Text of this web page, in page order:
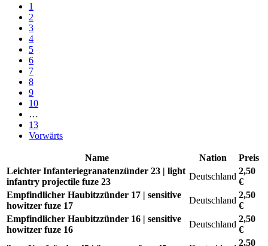
1
2
3
4
5
6
7
8
9
10
…
13
Vorwärts
Name Nation
Preis
Leichter Infanteriegranatenzünder 23 | light
infantry projectile fuze 23
Deutschland
2,50
€
Empfindlicher Haubitzzünder 17 | sensitive
howitzer fuze 17
Deutschland
2,50
€
Empfindlicher Haubitzzünder 16 | sensitive
howitzer fuze 16
Deutschland
2,50
€
2,50